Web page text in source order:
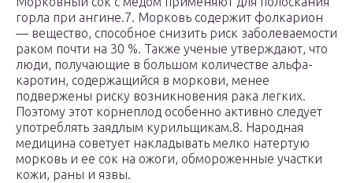
горла при ангине.7. Морковь содержит фолкарион
— вещество, способное снизить риск заболеваемости
раком почти на 30 %. Также ученые утверждают, что
люди, получающие в большом количестве альфа-
каротин, содержащийся в моркови, менее
подвержены риску возникновения рака легких.
Поэтому этот корнеплод особенно активно следует
употреблять заядлым курильщикам.8. Народная
медицина советует накладывать мелко натертую
морковь и ее сок на ожоги, обмороженные участки
кожи, раны и язвы.